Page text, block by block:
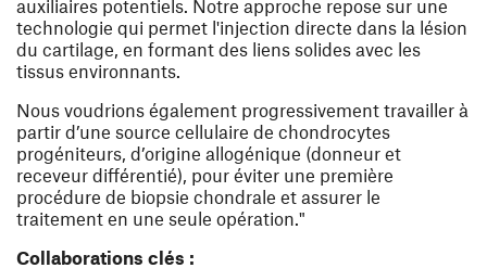
auxiliaires potentiels. Notre approche repose sur une
technologie qui permet l'injection directe dans la lésion
du cartilage, en formant des liens solides avec les
tissus environnants.
Nous voudrions également progressivement travailler à
partir d’une source cellulaire de chondrocytes
progéniteurs, d’origine allogénique (donneur et
receveur différentié), pour éviter une première
procédure de biopsie chondrale et assurer le
traitement en une seule opération."
Collaborations clés :